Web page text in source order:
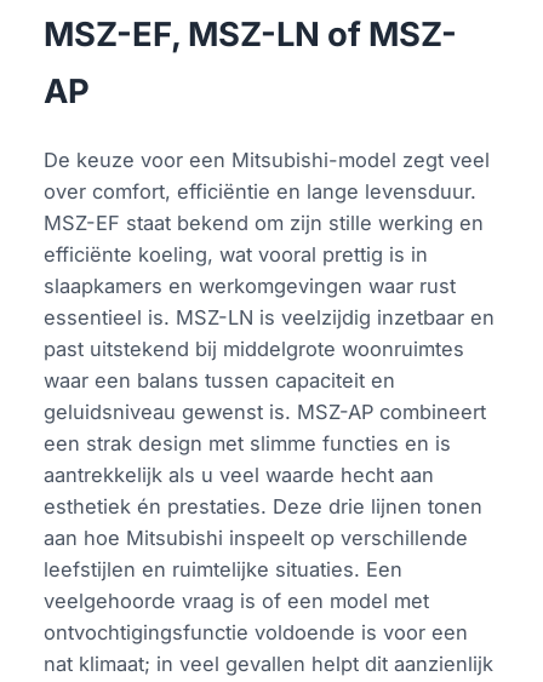
MSZ-EF, MSZ-LN of MSZ-
AP
De keuze voor een Mitsubishi-model zegt veel
over comfort, efficiëntie en lange levensduur.
MSZ-EF staat bekend om zijn stille werking en
efficiënte koeling, wat vooral prettig is in
slaapkamers en werkomgevingen waar rust
essentieel is. MSZ-LN is veelzijdig inzetbaar en
past uitstekend bij middelgrote woonruimtes
waar een balans tussen capaciteit en
geluidsniveau gewenst is. MSZ-AP combineert
een strak design met slimme functies en is
aantrekkelijk als u veel waarde hecht aan
esthetiek én prestaties. Deze drie lijnen tonen
aan hoe Mitsubishi inspeelt op verschillende
leefstijlen en ruimtelijke situaties. Een
veelgehoorde vraag is of een model met
ontvochtigingsfunctie voldoende is voor een
nat klimaat; in veel gevallen helpt dit aanzienlijk